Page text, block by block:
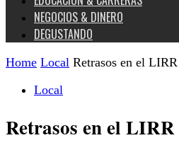
NEGOCIOS & DINERO
DEGUSTANDO
Home Local Retrasos en el
Local
Retrasos en el